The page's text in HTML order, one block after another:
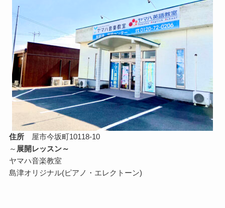
住所屋市今坂町10118-10
～ 展開レッスン～
ヤマハ音楽教室
島津オリジナル(ピアノ・エレクトーン)